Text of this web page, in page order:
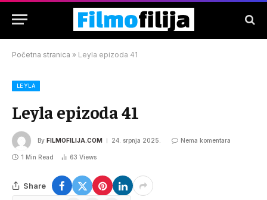
Početna stranica » Leyla epizoda 41
LEYLA
Leyla epizoda 41
By FILMOFILIJA.COM 24. srpnja 2025. Nema komentara
1 Min Read 63 Views
Share